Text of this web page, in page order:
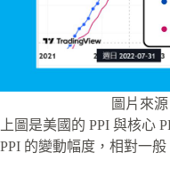
圖片來
上圖是美國的 PPI 與核心
PPI 的變動幅度，相對一般